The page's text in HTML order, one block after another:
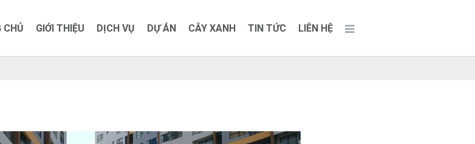
CHỦ GIỚI THIỆU DỊCH VỤ DỰ ÁN CÂY XANH TIN TỨC LIÊN HỆ